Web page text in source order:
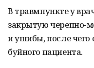
В травмпункте у
закрытую черепно-
и ушибы, после чего
буйного пациента.